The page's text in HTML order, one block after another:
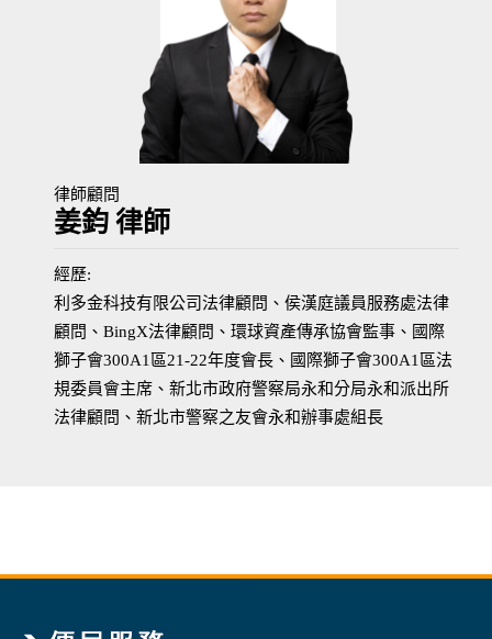
律師顧問
姜鈞 律師
經歷:
利多金科技有限公司法律顧問、侯漢庭議員服務處法律
顧問、BingX法律顧問、環球資產傳承協會監事、國際
獅子會300A1區21-22年度會長、國際獅子會300A1區法
規委員會主席、新北市政府警察局永和分局永和派出所
法律顧問、新北市警察之友會永和辦事處組長